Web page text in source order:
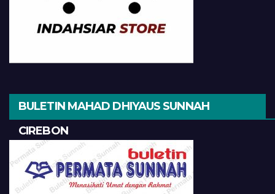
BULETIN MAHAD DHIYAUS SUNNAH
CIREBON